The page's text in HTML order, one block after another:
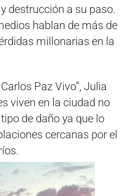
destrucción a su paso.
hablan de más de
millonarias en la
Paz Vivo”, Julia
viven en la ciudad no
de daño ya que lo
cercanas por el